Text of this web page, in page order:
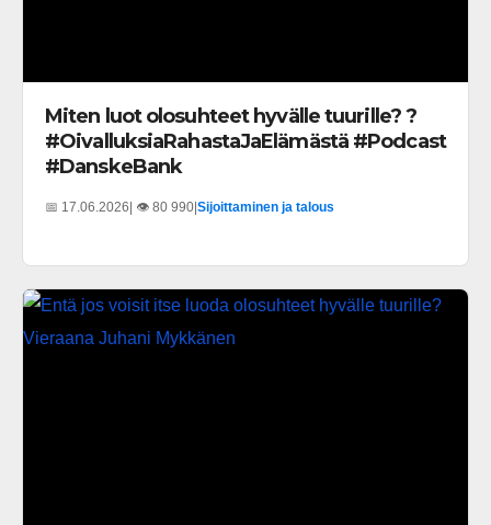
Miten luot olosuhteet hyvälle tuurille? ?
#OivalluksiaRahastaJaElämästä #Podcast
#DanskeBank
📅 17.06.2026 | 👁️ 80 990 Sijoittaminen ja talous